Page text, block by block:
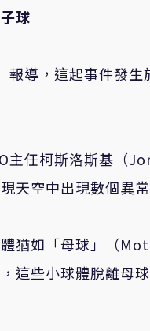
球
報導，這起事件發生
主任柯斯洛斯基（
天空中出現數個異
猶如「母球」（
這些小球體脫離母